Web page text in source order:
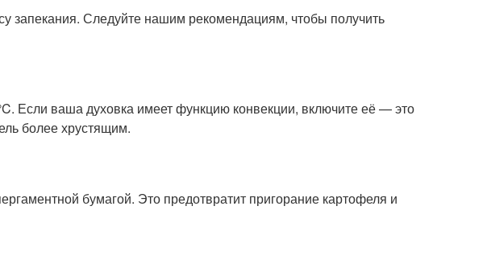
запекания. Следуйте нашим рекомендациям, чтобы получить
Если ваша духовка имеет функцию конвекции, включите её — это
более хрустящим.
бумагой. Это предотвратит пригорание картофеля и